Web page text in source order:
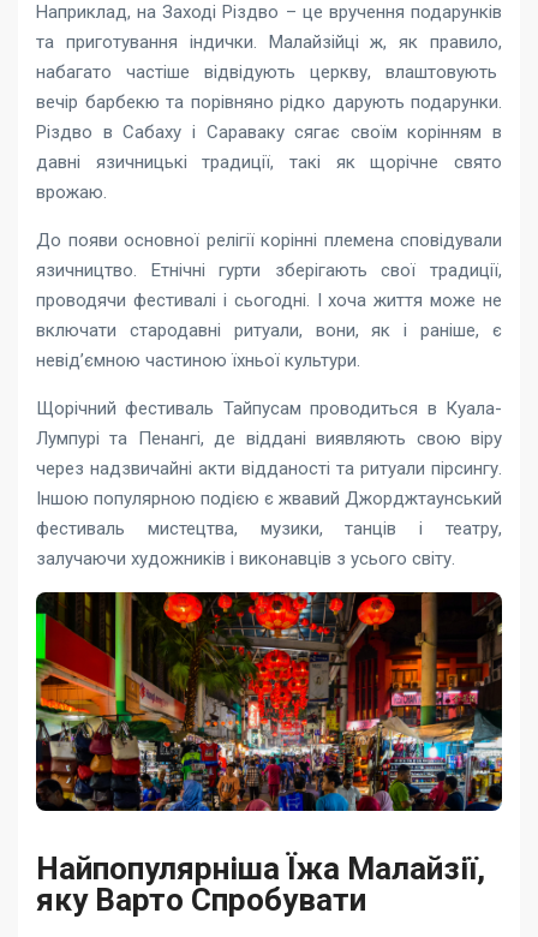
Наприклад, на Заході Різдво – це вручення подарунків
та приготування індички. Малайзійці ж, як правило,
набагато частіше відвідують церкву, влаштовують
вечір барбекю та порівняно рідко дарують подарунки.
Різдво в Сабаху і Сараваку сягає своїм корінням в
давні язичницькі традиції, такі як щорічне свято
врожаю.
До появи основної релігії корінні племена сповідували
язичництво. Етнічні гурти зберігають свої традиції,
проводячи фестивалі і сьогодні. І хоча життя може не
включати стародавні ритуали, вони, як і раніше, є
невід’ємною частиною їхньої культури.
Щорічний фестиваль Тайпусам проводиться в Куала-
Лумпурі та Пенангі, де віддані виявляють свою віру
через надзвичайні акти відданості та ритуали пірсингу.
Іншою популярною подією є жвавий Джорджтаунський
фестиваль мистецтва, музики, танців і театру,
залучаючи художників і виконавців з усього світу.
Найпопулярніша Їжа Малайзії,
яку Варто Спробувати